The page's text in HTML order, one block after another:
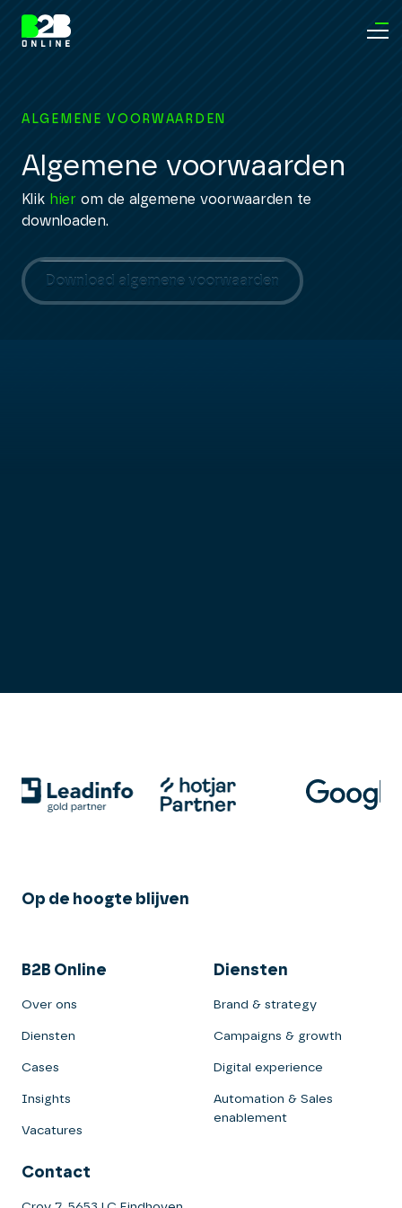
ALGEMENE VOORWAARDEN
Algemene voorwaarden
Klik hier om de algemene voorwaarden te
downloaden.
Download algemene voorwaarden
B2B Online
Over ons
Diensten
Cases
Insights
Vacatures
Diensten
Brand & strategy
Campaigns & growth
Digital experience
Automation & Sales
enablement
Contact
Op de hoogte blijven